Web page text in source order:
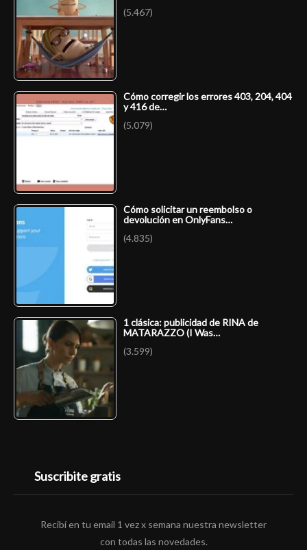
(5.467)
Cómo corregir los errores 403, 204, 404
y 416 de…
(5.079)
Cómo solicitar un reembolso o
devolución en OnlyFans…
(4.835)
1 clásica: publicidad de RINA de
MATARAZZO (I Was…
(3.599)
Suscribite gratis
Recibí en tu email 1 vez x semana nuestra newsletter
con todas las novedades.